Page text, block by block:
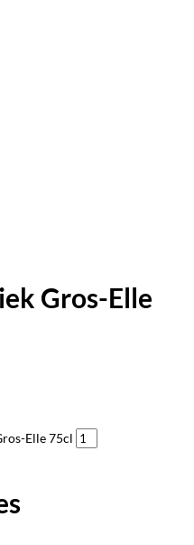
Gros-Elle
Elle 75cl